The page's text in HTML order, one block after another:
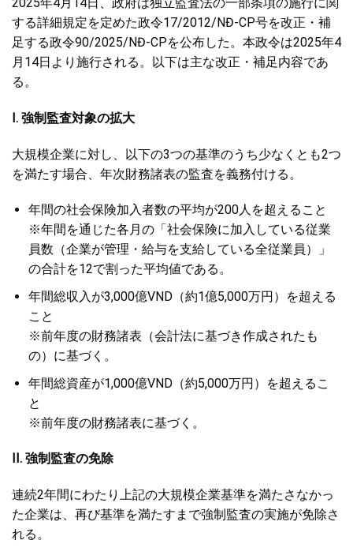
する詳細規定を定めた政令17/2012/NĐ-CP号を改正・補
足する政令90/2025/NĐ-CPを公布した。本政令は2025年4
月14日より施行される。以下は主な改正・補足内容であ
る。
I. 強制監査対象の拡大
大規模企業に対し、以下の3つの基準のうち少なくとも2つ
を満たす場合、年次財務諸表の監査を義務付ける。
年間の社会保険加入者数の平均が200人を超えること
※年間を通じた各月の「社会保険に加入している従業
員数（企業が管理・給与を支給している全従業員）」
の合計を12で割った平均値である。
年間総収入が3,000億VND（約1億5,000万円）を超える
こと
※前年度の財務諸表（会計法に基づき作成されたも
の）に基づく。
年間総資産が1,000億VND（約5,000万円）を超えるこ
と
※前年度の財務諸表に基づく。
II. 強制監査の免除
連続2年間にわたり上記の大規模企業基準を満たさなかっ
た企業は、再び基準を満たすまで強制監査の実施が免除さ
れる。